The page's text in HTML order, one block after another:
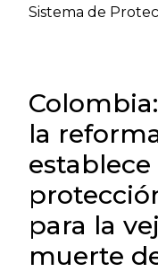
Sistema de
la
para la
muerte